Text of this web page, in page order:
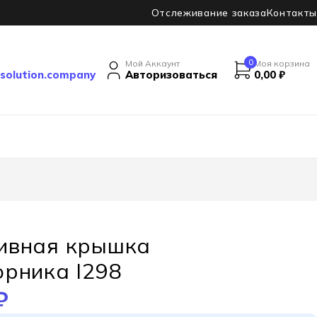
Отслеживание заказаКонтакты
Мой Аккаунт
Авторизоваться
0 Моя корзина
0,00 ₽
крышка
I298